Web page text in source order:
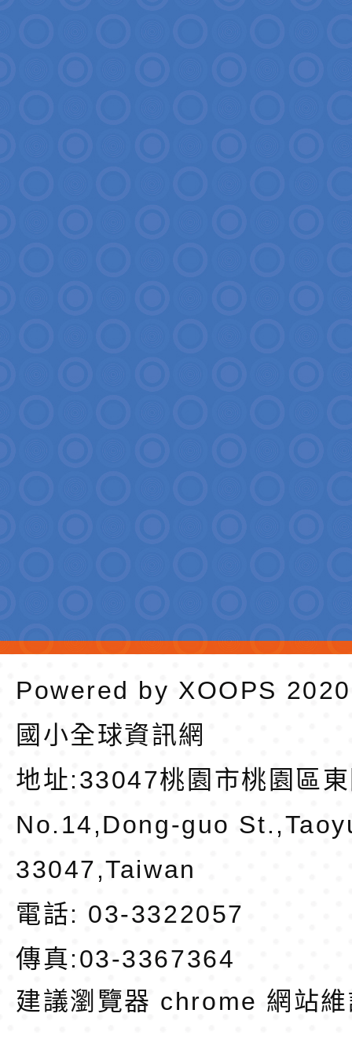
Powered by XOOPS
國小全球資訊網
地址:33047桃園市桃園區
No.14,Dong-guo
33047,Taiwan
電話: 03-3322057
傳真:03-3367364
建議瀏覽器 chrome 網站